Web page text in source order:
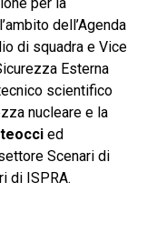
per la
dell’Agenda
di squadra e Vice
Esterna
scientifico
nucleare e la
ed
Scenari di
di ISPRA.